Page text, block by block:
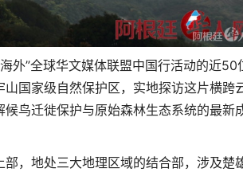
外”全球华文媒体联盟中国行活动的近50
国家级自然保护区，实地探访这片横跨
鸟迁徙保护与原始森林生态系统的最新
，地处三大地理区域的结合部，涉及楚